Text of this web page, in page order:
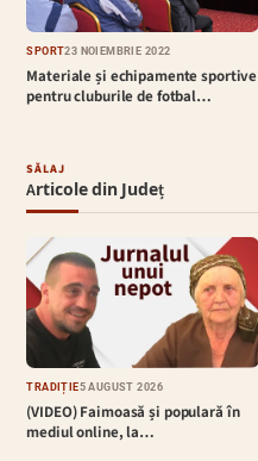
SPORT23 NOIEMBRIE 2022
Materiale și echipamente sportive
pentru cluburile de fotbal…
SĂLAJ
Articole din Județ
TRADIȚIE5 AUGUST 2026
(VIDEO) Faimoasă și populară în
mediul online, la…